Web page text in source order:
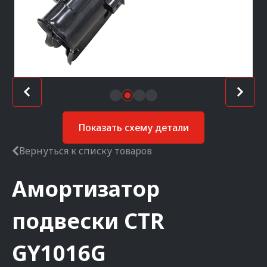
Показать схему детали
Вернуться к списку товаров
Амортизатор
подвески CTR
GY1016G